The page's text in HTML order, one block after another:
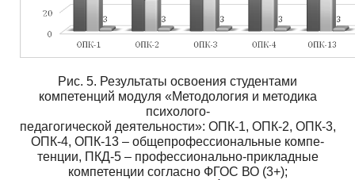
Рис. 5. Результаты освоения студентами
компетенций модуля «Методология и методика
психолого-
педагогической деятельности»: ОПК-1, ОПК-2, ОПК-3,
ОПК-4, ОПК-13 – общепрофессиональные компе-
тенции, ПКД-5 – профессионально-прикладные
компетенции согласно ФГОС ВО (3+);